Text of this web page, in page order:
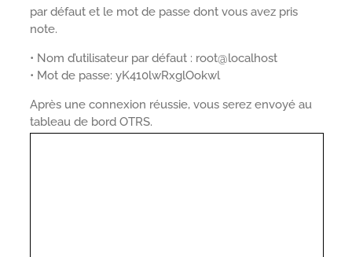
par défaut et le mot de passe dont vous avez pris
note.
• Nom d’utilisateur par défaut : root@localhost
• Mot de passe: yK410lwRxglOokwl
Après une connexion réussie, vous serez envoyé au
tableau de bord OTRS.